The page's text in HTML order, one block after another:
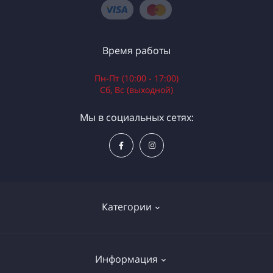
Категории
Электроинструменты
Информация
Время работы
Пн-Пт (10:00 - 17:00)
Сб, Вс (выходной)
Мы в социальных сетях: